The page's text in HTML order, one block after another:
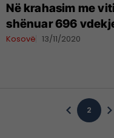
Në krahasim me
shënuar 696
Kosovë 13/11/2020
2